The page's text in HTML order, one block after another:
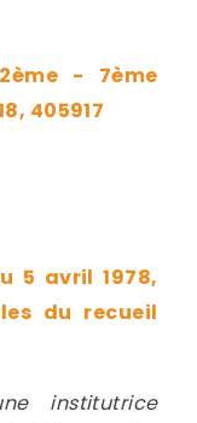
- 7ème
405917
5 avril 1978,
du recueil
institutrice